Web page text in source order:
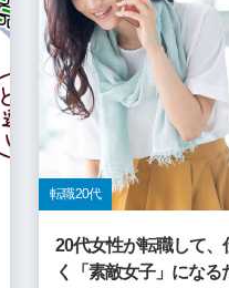
転職 20代
20代女性が転職して、
く「素敵女子」になる